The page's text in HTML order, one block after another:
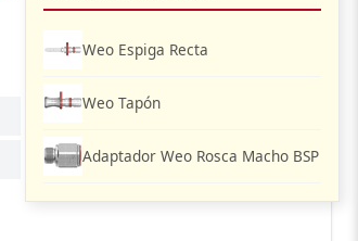
Weo Espiga Recta
Weo Tapón
Adaptador Weo Rosca Macho BSP